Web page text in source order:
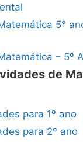
5°
– 5º
de
para 1º ano
para 2º ano